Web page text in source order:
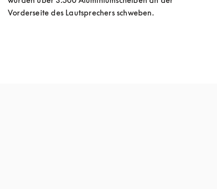
Vorderseite des Lautsprechers schweben.